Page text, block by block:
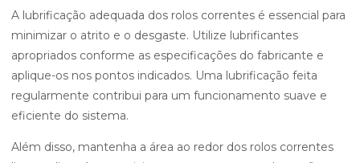
A lubrificação adequada dos rolos correntes é essencial para
minimizar o atrito e o desgaste. Utilize lubrificantes
apropriados conforme as especificações do fabricante e
aplique-os nos pontos indicados. Uma lubrificação feita
regularmente contribui para um funcionamento suave e
eficiente do sistema.
Além disso, mantenha a área ao redor dos rolos correntes